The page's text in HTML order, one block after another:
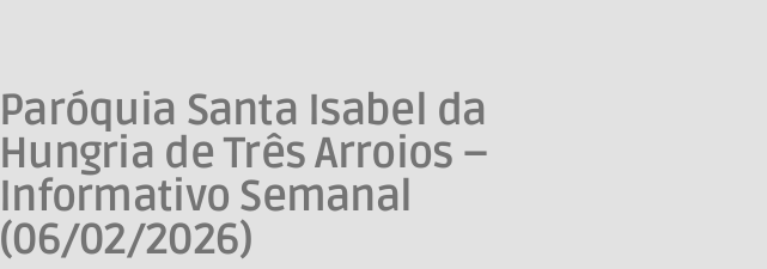
Paróquia Santa Isabel da
Hungria de Três Arroios –
Informativo Semanal
(06/02/2026)